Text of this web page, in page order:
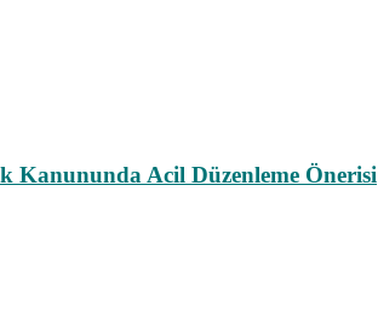
Kanununda Acil Düzenleme Önerisi